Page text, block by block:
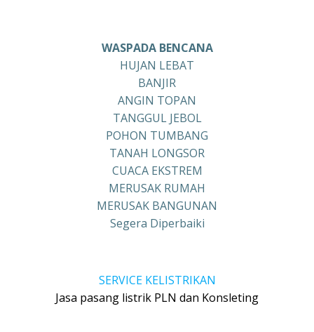
WASPADA BENCANA
HUJAN LEBAT
BANJIR
ANGIN TOPAN
TANGGUL JEBOL
POHON TUMBANG
TANAH LONGSOR
CUACA EKSTREM
MERUSAK RUMAH
MERUSAK BANGUNAN
Segera Diperbaiki
SERVICE KELISTRIKAN
Jasa pasang listrik PLN dan Konsleting